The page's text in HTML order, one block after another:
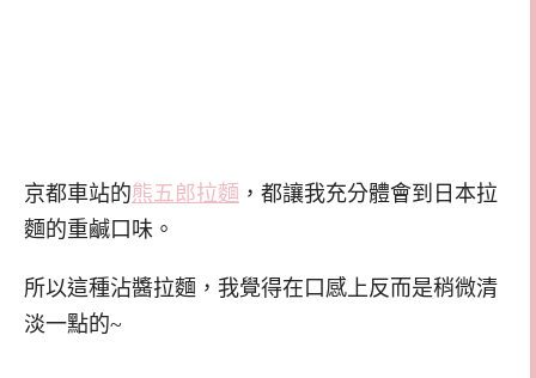
京都車站的熊五郎拉麵 ，都讓我充分體會到日本拉
麵的重鹹口味。
所以這種沾醬拉麵，我覺得在口感上反而是稍微清
淡一點的~